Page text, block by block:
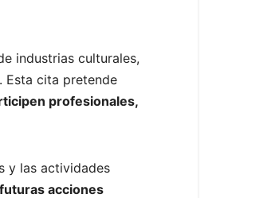
industrias culturales,
Esta cita pretende
profesionales,
y las actividades
acciones